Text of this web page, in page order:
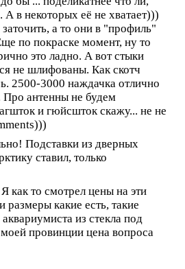
А в некоторых её не хватает)))
а то они в "профиль"
по покраске момент, ну то
это ладно. А вот стыки
не шлифованы. Как скотч
2500-3000 наждачка отлично
антенны не будем
и гюйсшток скажу... не не
Подставки из дверных
ставил, только
как то смотрел цены на эти
размеры какие есть, такие
из стекла под
провинции цена вопроса